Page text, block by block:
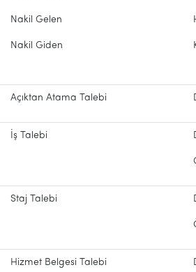
Nakil Gelen
Nakil Giden
Açıktan Atama Talebi
İş Talebi
Staj Talebi
Hizmet Belgesi Talebi